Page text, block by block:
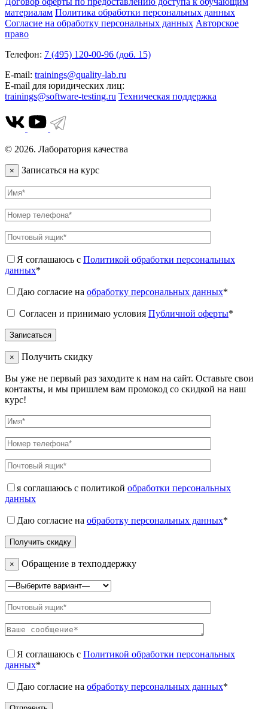
материалам Политика обработки персональных данных
Согласие на обработку персональных данных Авторское
право
Телефон: 7 (495) 120-00-96 (доб. 15)
E-mail: trainings@quality-lab.ru
E-mail для юридических лиц:
trainings@software-testing.ru Техническая поддержка
© 2026. Лаборатория качества
× Записаться на курс
Я соглашаюсь с Политикой обработки персональных
данных*
Даю согласие на обработку персональных данных*
Согласен и принимаю условия Публичной оферты*
× Получить скидку
Вы уже не первый раз заходите к нам на сайт. Оставьте свои
контакты, и мы пришлем вам промокод со скидкой на наш
курс!
я соглашаюсь с политикой обработки персональных
данных
Даю согласие на обработку персональных данных*
× Обращение в техподдержку
Я соглашаюсь с Политикой обработки персональных
данных*
Даю согласие на обработку персональных данных*